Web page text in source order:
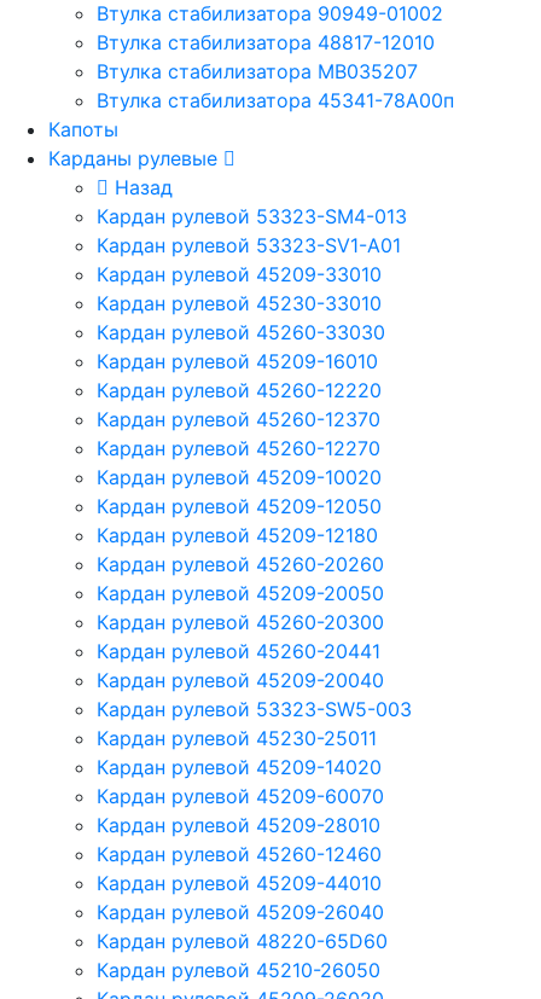
Втулка стабилизатора 90949-01002
Втулка стабилизатора 48817-12010
Втулка стабилизатора MB035207
Втулка стабилизатора 45341-78A00п
Капоты
Карданы рулевые
Назад
Кардан рулевой 53323-SM4-013
Кардан рулевой 53323-SV1-A01
Кардан рулевой 45209-33010
Кардан рулевой 45230-33010
Кардан рулевой 45260-33030
Кардан рулевой 45209-16010
Кардан рулевой 45260-12220
Кардан рулевой 45260-12370
Кардан рулевой 45260-12270
Кардан рулевой 45209-10020
Кардан рулевой 45209-12050
Кардан рулевой 45209-12180
Кардан рулевой 45260-20260
Кардан рулевой 45209-20050
Кардан рулевой 45260-20300
Кардан рулевой 45260-20441
Кардан рулевой 45209-20040
Кардан рулевой 53323-SW5-003
Кардан рулевой 45230-25011
Кардан рулевой 45209-14020
Кардан рулевой 45209-60070
Кардан рулевой 45209-28010
Кардан рулевой 45260-12460
Кардан рулевой 45209-44010
Кардан рулевой 45209-26040
Кардан рулевой 48220-65D60
Кардан рулевой 45210-26050